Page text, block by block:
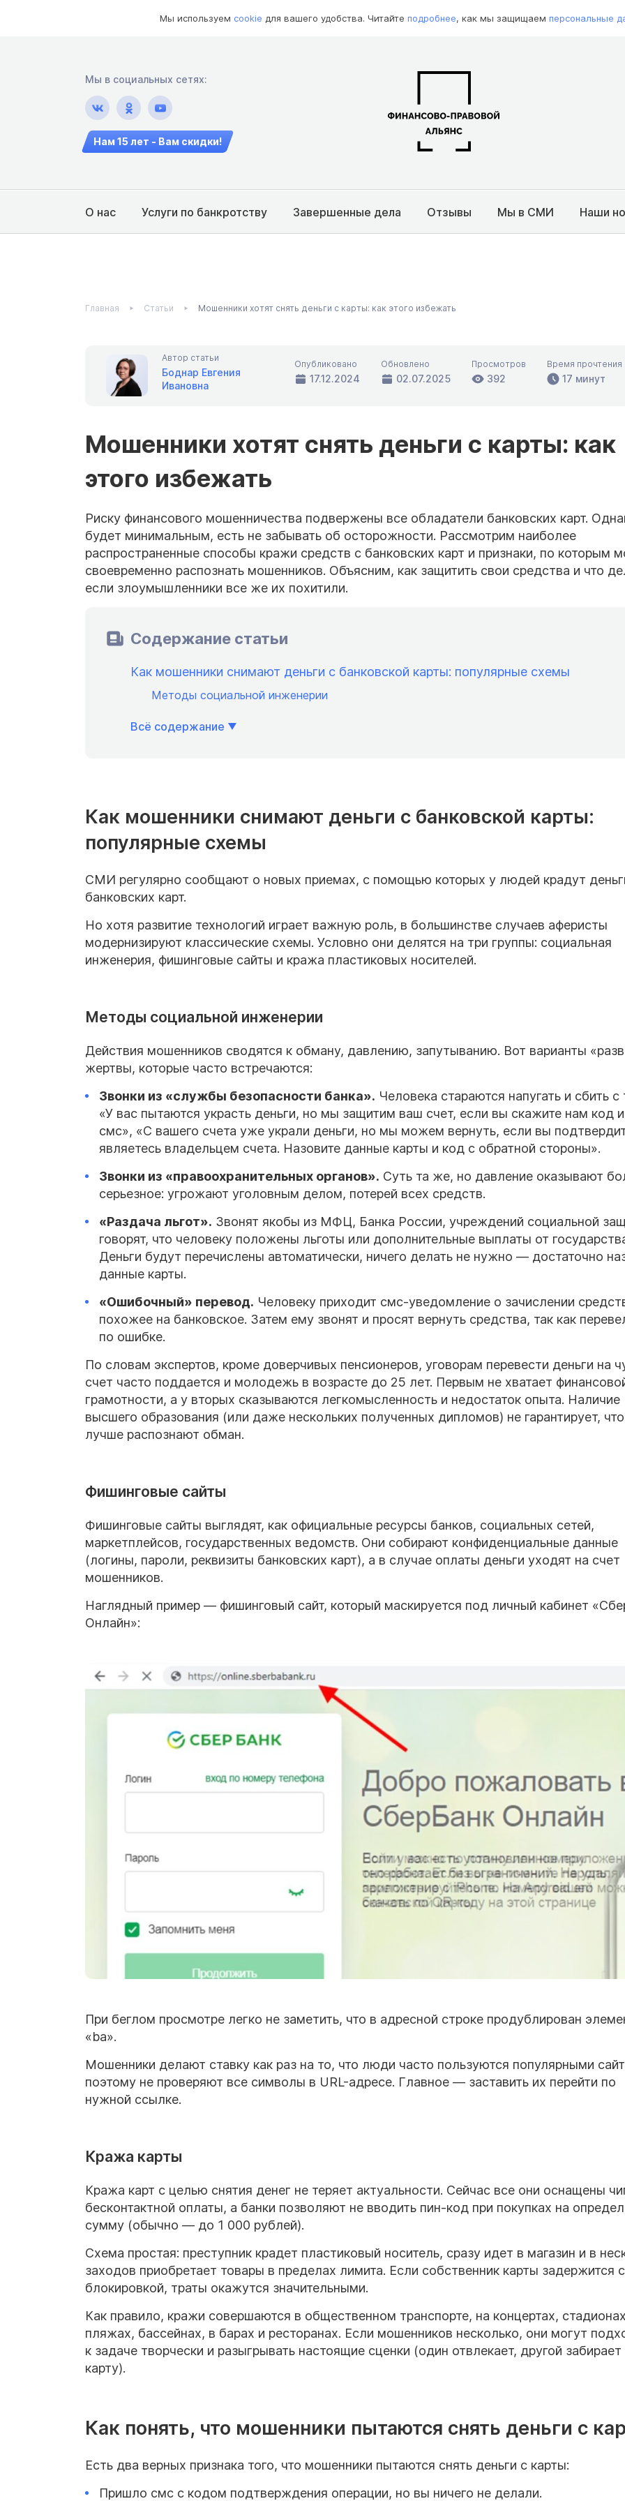
Мы используем cookie для вашего удобства. Читайте подробнее, как мы защищаем персональные
Мы в социальных сетях:
Нам 15 лет - Вам скидки!
О нас Услуги по банкротству Завершенные дела Отзывы Мы в СМИ Наши
Главная Статьи Мошенники хотят снять деньги с карты: как этого избежать
Автор статьи
Боднар Евгения
Ивановна
Опубликовано
17.12.2024
Обновлено
02.07.2025
Просмотров
392
Время прочтения
17 минут
Мошенники хотят снять деньги с карты: как
этого избежать
Риску финансового мошенничества подвержены все обладатели банковских карт.
будет минимальным, есть не забывать об осторожности. Рассмотрим наиболее
распространенные способы кражи средств с банковских карт и признаки, по которым
своевременно распознать мошенников. Объясним, как защитить свои средства и что
если злоумышленники все же их похитили.
Содержание статьи
Как мошенники снимают деньги с банковской карты: популярные схемы
Методы социальной инженерии
Всё содержание
Как мошенники снимают деньги с банковской карты:
популярные схемы
СМИ регулярно сообщают о новых приемах, с помощью которых у людей крадут
банковских карт.
Но хотя развитие технологий играет важную роль, в большинстве случаев аферисты
модернизируют классические схемы. Условно они делятся на три группы: социальная
инженерия, фишинговые сайты и кража пластиковых носителей.
Методы социальной инженерии
Действия мошенников сводятся к обману, давлению, запутыванию. Вот варианты
жертвы, которые часто встречаются:
Звонки из «службы безопасности банка». Человека стараются напугать и сбить с
«У вас пытаются украсть деньги, но мы защитим ваш счет, если вы скажите нам код
смс», «С вашего счета уже украли деньги, но мы можем вернуть, если вы
являетесь владельцем счета. Назовите данные карты и код с обратной стороны».
Звонки из «правоохранительных органов». Суть та же, но давление оказывают
серьезное: угрожают уголовным делом, потерей всех средств.
«Раздача льгот». Звонят якобы из МФЦ, Банка России, учреждений социальной
говорят, что человеку положены льготы или дополнительные выплаты от
Деньги будут перечислены автоматически, ничего делать не нужно — достаточно
данные карты.
«Ошибочный» перевод. Человеку приходит смс-уведомление о зачислении
похожее на банковское. Затем ему звонят и просят вернуть средства, так как
по ошибке.
По словам экспертов, кроме доверчивых пенсионеров, уговорам перевести деньги на
счет часто поддается и молодежь в возрасте до 25 лет. Первым не хватает
грамотности, а у вторых сказываются легкомысленность и недостаток опыта. Наличие
высшего образования (или даже нескольких полученных дипломов) не гарантирует,
лучше распознают обман.
Фишинговые сайты
Фишинговые сайты выглядят, как официальные ресурсы банков, социальных сетей,
маркетплейсов, государственных ведомств. Они собирают конфиденциальные данные
(логины, пароли, реквизиты банковских карт), а в случае оплаты деньги уходят на счет
мошенников.
Наглядный пример — фишинговый сайт, который маскируется под личный кабинет
Онлайн»:
При беглом просмотре легко не заметить, что в адресной строке продублирован
«ba».
Мошенники делают ставку как раз на то, что люди часто пользуются популярными
поэтому не проверяют все символы в URL-адресе. Главное — заставить их перейти по
нужной ссылке.
Кража карты
Кража карт с целью снятия денег не теряет актуальности. Сейчас все они оснащены
бесконтактной оплаты, а банки позволяют не вводить пин-код при покупках на
сумму (обычно — до 1 000 рублей).
Схема простая: преступник крадет пластиковый носитель, сразу идет в магазин и в
заходов приобретает товары в пределах лимита. Если собственник карты задержится
блокировкой, траты окажутся значительными.
Как правило, кражи совершаются в общественном транспорте, на концертах,
пляжах, бассейнах, в барах и ресторанах. Если мошенников несколько, они могут
к задаче творчески и разыгрывать настоящие сценки (один отвлекает, другой забирает
карту).
Как понять, что мошенники пытаются снять деньги с
Есть два верных признака того, что мошенники пытаются снять деньги с карты:
Пришло смс с кодом подтверждения операции, но вы ничего не делали.